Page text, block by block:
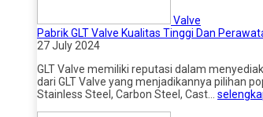
Valve
Pabrik GLT Valve Kualitas Tinggi Dan
27 July 2024
GLT Valve memiliki reputasi dalam
dari GLT Valve yang menjadikannya pilihan
Stainless Steel, Carbon Steel, Cast…